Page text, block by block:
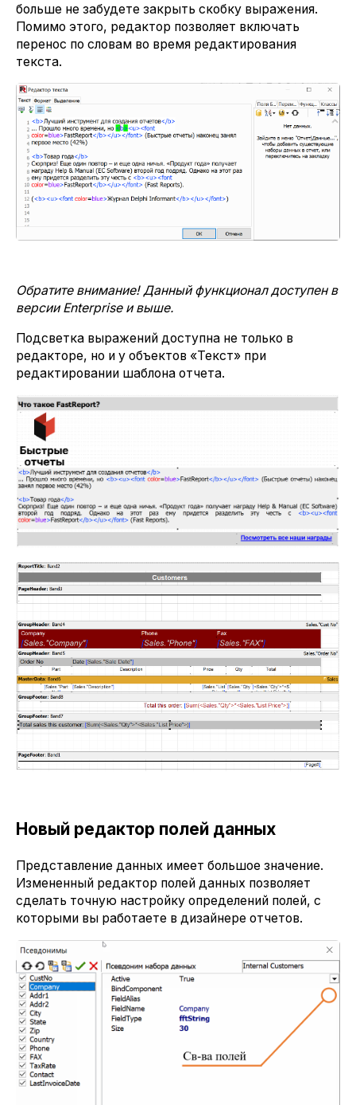
больше не забудете закрыть скобку выражения.
Помимо этого, редактор позволяет включать
перенос по словам во время редактирования
текста.
Обратите внимание! Данный функционал доступен в
версии Enterprise и выше.
Подсветка выражений доступна не только в
редакторе, но и у объектов «Текст» при
редактировании шаблона отчета.
Новый редактор полей данных
Представление данных имеет большое значение.
Измененный редактор полей данных позволяет
сделать точную настройку определений полей, с
которыми вы работаете в дизайнере отчетов.